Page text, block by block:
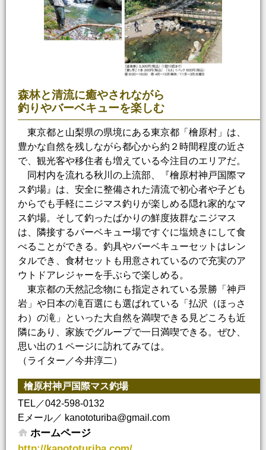
森林と清流に癒やされながら
釣りやバーベキューを楽しむ
東京都と山梨県の県境にある東京都「檜原村」は、
豊かな自然を残しながら都心から約２時間程度の近さ
で、観光客や移住者も増えている今注目のエリアだ。
同村内を流れる秋川の上流部、『檜原村神戸国際マ
ス釣場』は、安全に整備された清流で初心者や子ども
からでも手軽にニジマス釣りが楽しめる隠れ家的なマ
ス釣場。そして釣ったばかりの鮮度抜群なニジマス
は、隣接するバーベキュー場ですぐに塩焼きにして食
べることができる。釣具やバーベキューセットはレン
タルでき、食材セットも用意されているので充実のア
ウトドアレジャーを手ぶらで楽しめる。
東京都の天然記念物にも指定されている景勝「神戸
岩」や日本の滝百選にも選ばれている「払沢（ほっさ
わ）の滝」といった大自然を満喫できる見どころも近
隣にあり、家族でグループで一日満喫できる。ぜひ、
思い出の１ページに訪れてみては。
（ライター／今井淳二）
檜原村神戸国際マス釣場
TEL／042-598-0132
Eメール／ kanototuriba@gmail.com
ホームページ